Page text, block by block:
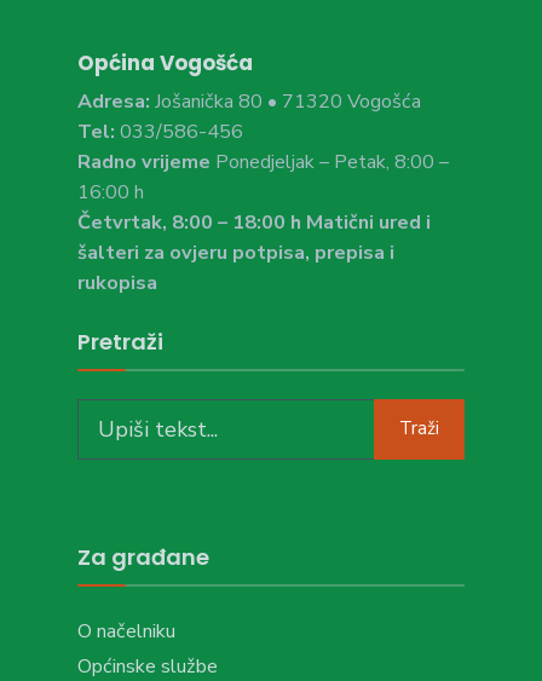
Općina Vogošća
Adresa: Jošanička 80 • 71320 Vogošća
Tel: 033/586-456
Radno vrijeme Ponedjeljak – Petak, 8:00 –
16:00 h
Četvrtak, 8:00 – 18:00 h Matični ured i
šalteri za ovjeru potpisa, prepisa i
rukopisa
Pretraži
for:
Traži
Za građane
O načelniku
Općinske službe